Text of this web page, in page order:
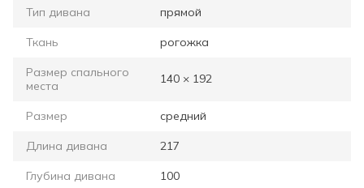
Тип дивана прямой
Ткань рогожка
Размер спального
места
140 × 192
Размер средний
Длина дивана 217
Глубина дивана 100